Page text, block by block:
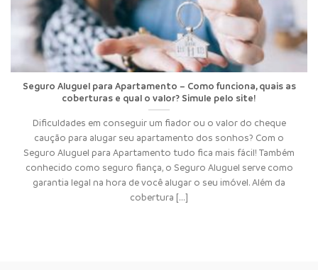
Seguro Aluguel para Apartamento – Como funciona, quais as
coberturas e qual o valor? Simule pelo site!
Dificuldades em conseguir um fiador ou o valor do cheque
caução para alugar seu apartamento dos sonhos? Com o
Seguro Aluguel para Apartamento tudo fica mais fácil! Também
conhecido como seguro fiança, o Seguro Aluguel serve como
garantia legal na hora de você alugar o seu imóvel. Além da
cobertura [...]